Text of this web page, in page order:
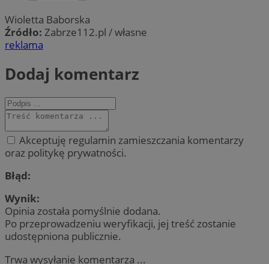
Wioletta Baborska
Źródło: Zabrze112.pl / własne
reklama
Dodaj komentarz
Akceptuję regulamin zamieszczania komentarzy
oraz politykę prywatności.
Błąd:
Wynik:
Opinia została pomyślnie dodana.
Po przeprowadzeniu weryfikacji, jej treść zostanie
udostępniona publicznie.
Trwa wysyłanie komentarza ...